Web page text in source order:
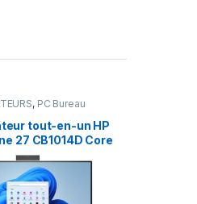
, PC Bureau
tout-en-un HP
27 CB1014D Core
de RAM, 256 Go
+ 1 To de disque
11, écran
bleu nébuleuse